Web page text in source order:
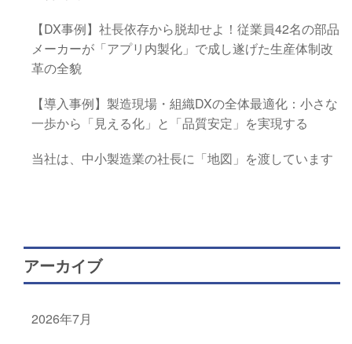
【DX事例】社長依存から脱却せよ！従業員42名の部品
メーカーが「アプリ内製化」で成し遂げた生産体制改
革の全貌
【導入事例】製造現場・組織DXの全体最適化：小さな
一歩から「見える化」と「品質安定」を実現する
当社は、中小製造業の社長に「地図」を渡しています
アーカイブ
2026年7月